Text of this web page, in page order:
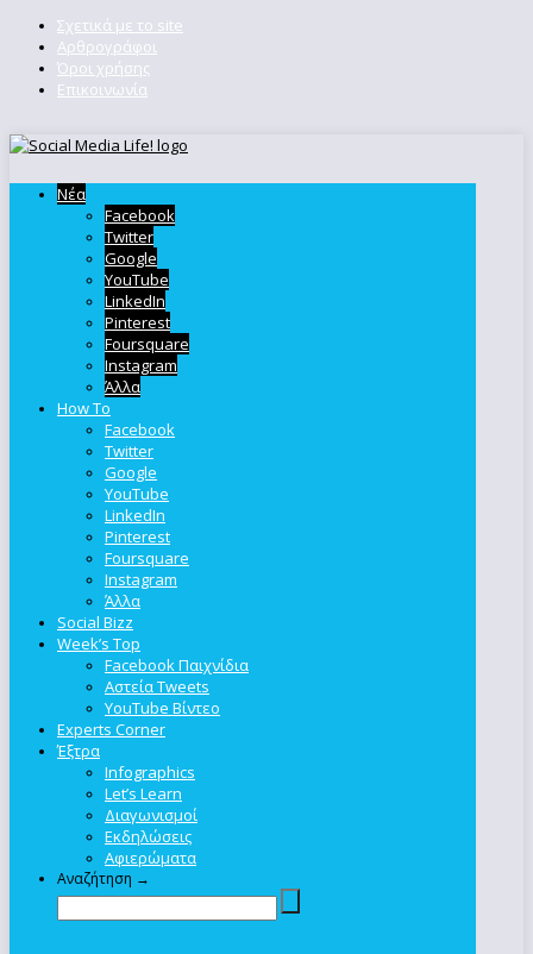
Σχετικά με το site
Αρθρογράφοι
Όροι χρήσης
Επικοινωνία
Νέα
Facebook
Twitter
Google
YouTube
LinkedIn
Pinterest
Foursquare
Instagram
Άλλα
How To
Facebook
Twitter
Google
YouTube
LinkedIn
Pinterest
Foursquare
Instagram
Άλλα
Social Bizz
Week’s Top
Facebook Παιχνίδια
Αστεία Tweets
YouTube Βίντεο
Experts Corner
Έξτρα
Infographics
Let’s Learn
Διαγωνισμοί
Εκδηλώσεις
Αφιερώματα
Αναζήτηση →